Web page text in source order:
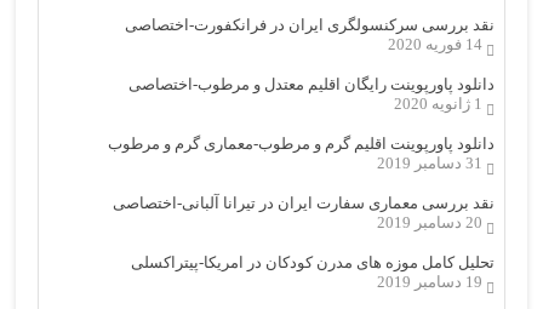
نقد بررسی سرکنسولگری ایران در فرانکفورت-اختصاصی
14 فوریه 2020
دانلود پاورپوینت رایگان اقلیم معتدل و مرطوب-اختصاصی
1 ژانویه 2020
دانلود پاورپوینت اقلیم گرم و مرطوب-معماری گرم و مرطوب
31 دسامبر 2019
نقد بررسی معماری سفارت ایران در تیرانا آلبانی-اختصاصی
20 دسامبر 2019
تحلیل کامل موزه های مدرن کودکان در امریکا-پیتراکسلی
19 دسامبر 2019